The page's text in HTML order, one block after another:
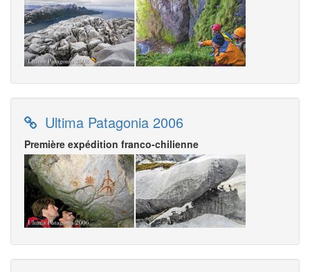
Ultima Patagonia 2006
Première expédition franco-chilienne